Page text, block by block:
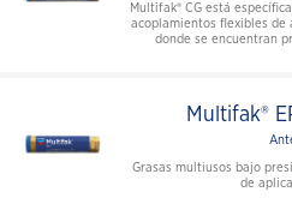
Multifak® CG está
acoplamientos flexibles de
donde se encuentran
Multifak®
Grasas multiusos bajo
de